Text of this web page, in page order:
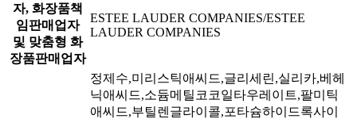
자, 화장품책
임판매업자
및 맞춤형 화
장품판매업자
ESTEE LAUDER COMPANIES/ESTEE
LAUDER COMPANIES
정제수,미리스틱애씨드,글리세린,실리카,베헤
닉애씨드,소듐메틸코코일타우레이트,팔미틱
애씨드,부틸렌글라이콜,포타슘하이드록사이